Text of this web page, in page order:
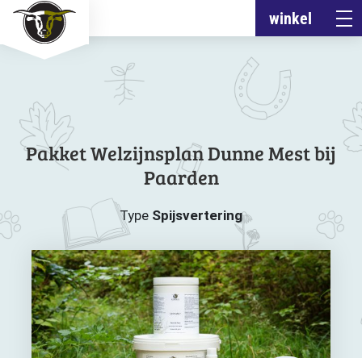
winkel
Pakket Welzijnsplan Dunne Mest bij
Paarden
Type Spijsvertering